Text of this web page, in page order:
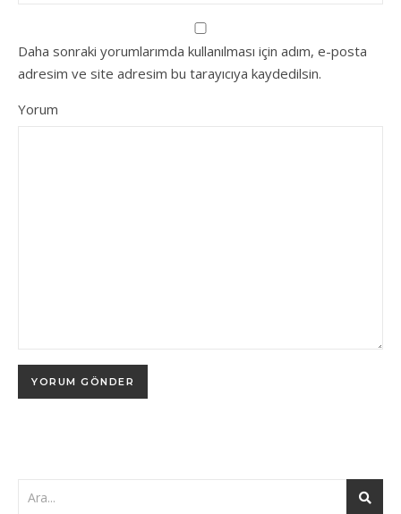
Daha sonraki yorumlarımda kullanılması için adım, e-posta
adresim ve site adresim bu tarayıcıya kaydedilsin.
Yorum